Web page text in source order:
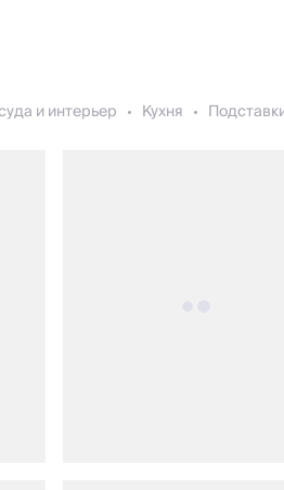
и интерьер Кухня